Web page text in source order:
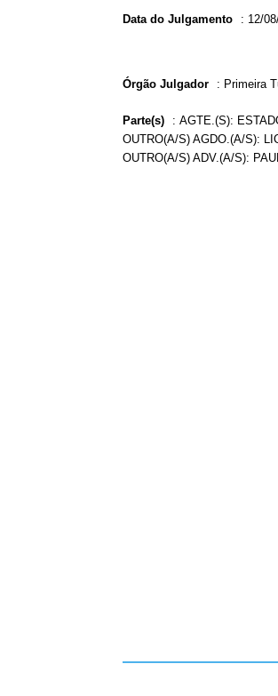
Data do Julgamento : 12/
Órgão Julgador : Primeira
Parte(s) : AGTE.(S):
OUTRO(A/S) AGDO.(A/S):
OUTRO(A/S) ADV.(A/S):